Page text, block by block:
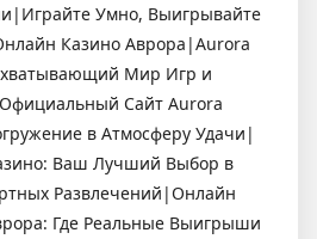
Умно, Выигрывайте
Казино Аврора|Aurora
Мир Игр и
Сайт Aurora
в Атмосферу Удачи|
Ваш Лучший Выбор в
Развлечений|Онлайн
Где Реальные Выигрыши